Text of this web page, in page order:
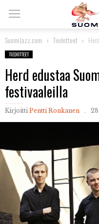
SuomiJazz.com Tiedotteet
TIEDOTTEET
Herd edustaa
festivaaleilla
Kirjoitti Pentti Ronkanen